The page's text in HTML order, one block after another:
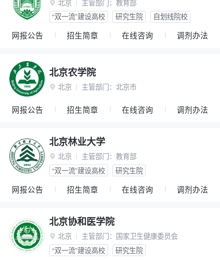
 北京 主管部门： 教育部
“双一流”建设高校
研究生院 自划线院校
网报公告 招生简章 在线咨询 调剂办法
北京农学院
 北京 主管部门： 北京市
网报公告 招生简章 在线咨询 调剂办法
北京林业大学
 北京 主管部门： 教育部
“双一流”建设高校
研究生院
网报公告 招生简章 在线咨询 调剂办法
北京协和医学院
 北京 主管部门： 国家卫生健康委员会
“双一流”建设高校
研究生院